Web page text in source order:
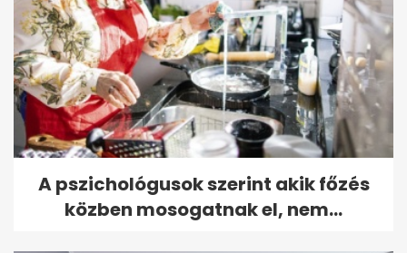
A pszichológusok szerint akik főzés
közben mosogatnak el, nem...